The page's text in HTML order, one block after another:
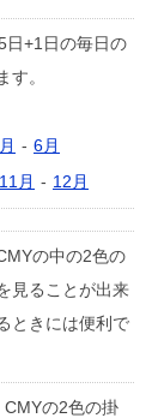
日+1日の毎日の
す。
- 6月
11月 - 12月
の中の2色の
見ることが出来
ときには便利で
CMYの2色の掛